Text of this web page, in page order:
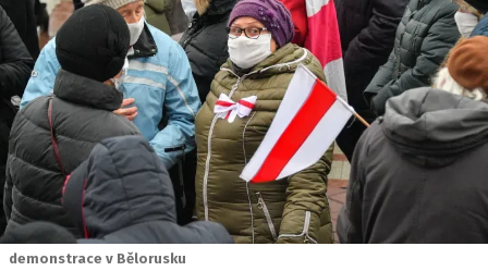
demonstrace v Bělorusku